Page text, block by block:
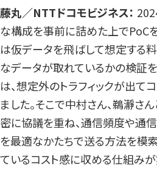
藤丸／NTTドコモビジネス：
な構成を事前に詰めた上でPoC
は仮データを飛ばして想定する
なデータが取れているかの検証
は、想定外のトラフィックが出て
ました。そこで中村さん、鵜瀞さ
密に協議を重ね、通信頻度や通
を最適なかたちで送る方法を模
ているコスト感に収める仕組みが